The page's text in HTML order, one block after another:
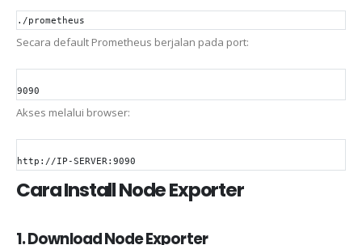
./prometheus
Secara default Prometheus berjalan pada port:
9090
Akses melalui browser:
http://IP-SERVER:9090
Cara Install Node Exporter
1. Download Node Exporter